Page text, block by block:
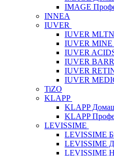
IMAGE
INNEA
IUVER
IUVER
IUVER
IUVER
IUVER
IUVER
IUVER
TiZO
KLAPP
KLAPP
KLAPP
LEVISSIME
LEVISSIME
LEVISSIME
LEVISSIME